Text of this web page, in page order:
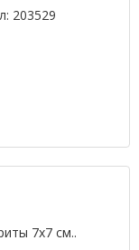
203529
7х7 см..